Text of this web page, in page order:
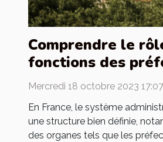
Comprendre le
fonctions des
sous-préfectures
Mercredi 18 octobre 2023 17:07
En France, le système
une structure bien définie,
des organes tels que les